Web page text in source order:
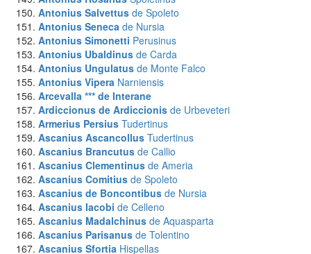
Antonius Salvettus de Spoleto
Antonius Seneca de Nursia
Antonius Simonetti Perusinus
Antonius Ubaldinus de Carda
Antonius Ungulatus de Monte Falco
Antonius Vipera Narniensis
Arcevalla *** de Interane
Ardiccionus de Ardiccionis de Urbeveteri
Armerius Persius Tudertinus
Ascanius Ascancollus Tudertinus
Ascanius Brancutus de Callio
Ascanius Clementinus de Ameria
Ascanius Comitius de Spoleto
Ascanius de Boncontibus de Nursia
Ascanius Iacobi de Celleno
Ascanius Madalchinus de Aquasparta
Ascanius Parisanus de Tolentino
Ascanius Sfortia Hispellas